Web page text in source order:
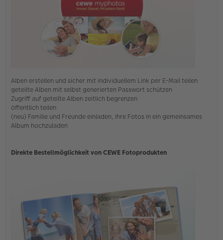
Alben erstellen und sicher mit individuellem Link per E-Mail teilen
geteilte Alben mit selbst generierten Passwort schützen
Zugriff auf geteilte Alben zeitlich begrenzen
öffentlich teilen
(neu) Familie und Freunde einladen, ihre Fotos in ein gemeinsames
Album hochzuladen
Direkte Bestellmöglichkeit von CEWE Fotoprodukten